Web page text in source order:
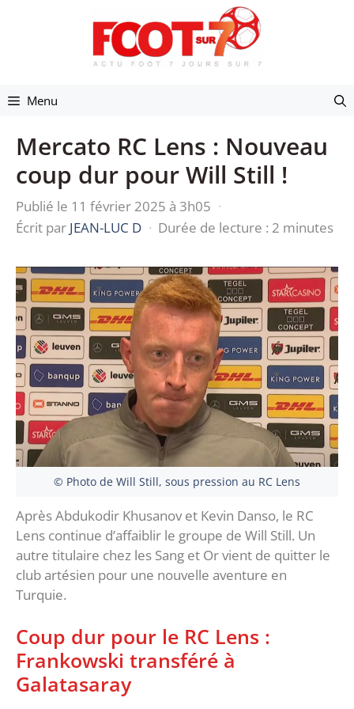
Menu
Mercato RC Lens : Nouveau
coup dur pour Will Still !
Publié le 11 février 2025 à 3h05 ·
Écrit par JEAN-LUC D · Durée de lecture : 2 minutes
© Photo de Will Still, sous pression au RC Lens
Après Abdukodir Khusanov et Kevin Danso, le RC
Lens continue d’affaiblir le groupe de Will Still. Un
autre titulaire chez les Sang et Or vient de quitter le
club artésien pour une nouvelle aventure en
Turquie.
Coup dur pour le RC Lens :
Frankowski transféré à
Galatasaray